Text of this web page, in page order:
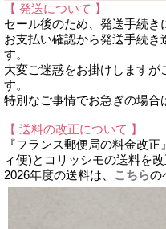
【 発送について 】
セール後のため、発送手続き
お支払い確認から発送手続き
す。
大変ご迷惑をお掛けしますが
す。
特別なご事情でお急ぎの場合
【 送料の改正について 】
『フランス郵便局の料金改
ィ便)とコリッシモの送料を改
2026年度の送料は、
こちらの